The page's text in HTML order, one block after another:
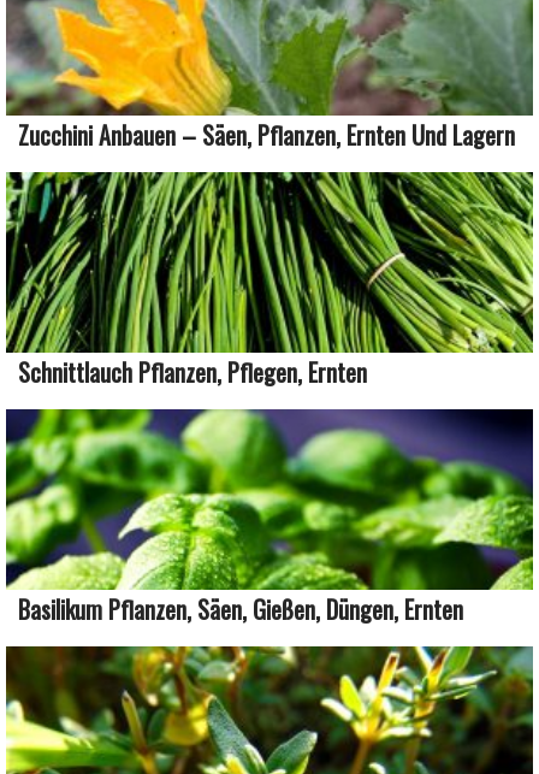
Zucchini Anbauen – Säen, Pflanzen, Ernten Und Lagern
Schnittlauch Pflanzen, Pflegen, Ernten
Basilikum Pflanzen, Säen, Gießen, Düngen, Ernten